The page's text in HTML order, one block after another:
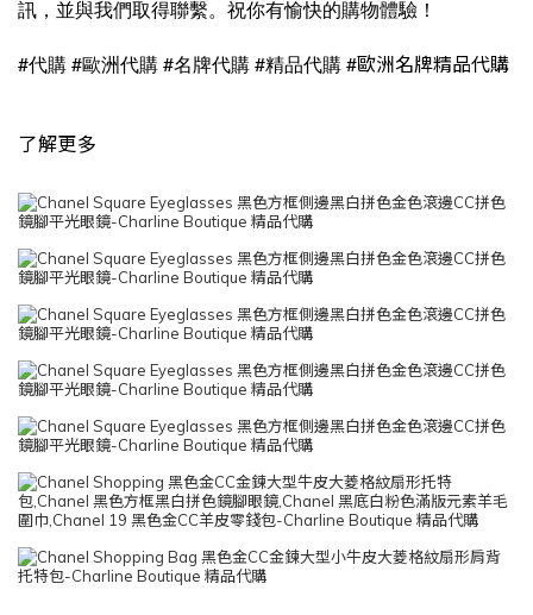
訊，並與我們取得聯繫。祝你有愉快的購物體驗！
#代購 #歐洲代購 #名牌代購 #精品代購 #歐洲名牌精品代購
了解更多